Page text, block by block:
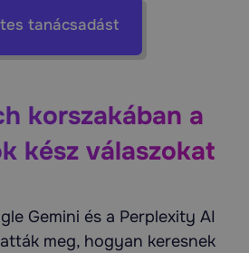
tanácsadást
korszakában a
kész válaszokat
Gemini és a Perplexity AI
meg, hogyan keresnek